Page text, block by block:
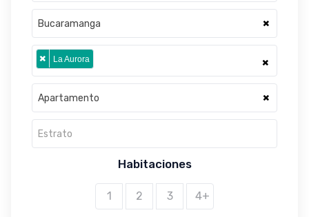
×
Bucaramanga
×
× La Aurora
×
Apartamento
Estrato
Habitaciones
1 2 3 4+